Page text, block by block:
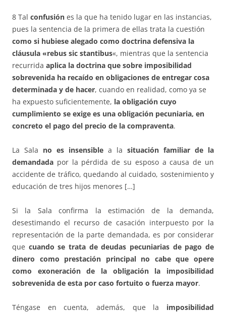
8 Tal confusión es la que ha tenido lugar en las instancias,
pues la sentencia de la primera de ellas trata la cuestión
como si hubiese alegado como doctrina defensiva la
cláusula «rebus sic stantibus«, mientras que la sentencia
recurrida aplica la doctrina que sobre imposibilidad
sobrevenida ha recaído en obligaciones de entregar cosa
determinada y de hacer, cuando en realidad, como ya se
ha expuesto suficientemente, la obligación cuyo
cumplimiento se exige es una obligación pecuniaria, en
concreto el pago del precio de la compraventa.
La Sala no es insensible a la situación familiar de la
demandada por la pérdida de su esposo a causa de un
accidente de tráfico, quedando al cuidado, sostenimiento y
educación de tres hijos menores […]
Si la Sala confirma la estimación de la demanda,
desestimando el recurso de casación interpuesto por la
representación de la parte demandada, es por considerar
que cuando se trata de deudas pecuniarias de pago de
dinero como prestación principal no cabe que opere
como exoneración de la obligación la imposibilidad
sobrevenida de esta por caso fortuito o fuerza mayor.
Téngase en cuenta, además, que la imposibilidad